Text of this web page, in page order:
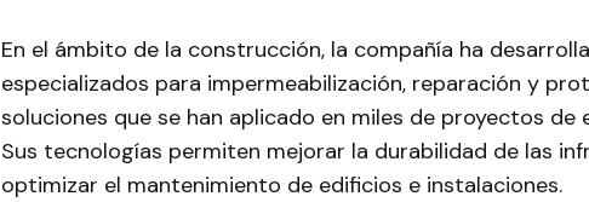
En el ámbito de la construcción, la compañía ha
especializados para impermeabilización, reparación y
soluciones que se han aplicado en miles de proyectos de
Sus tecnologías permiten mejorar la durabilidad de las
optimizar el mantenimiento de edificios e instalaciones.